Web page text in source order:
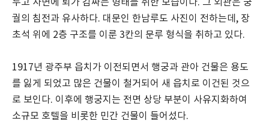
두고 사면에 퇴가 감싸는 형태를 취한 모습이다. 그 외관은 궁
궐의 침전과 유사하다. 대문인 한남루도 사진이 전하는데, 장
초석 위에 2층 구조를 이룬 3칸의 문루 형식을 취하고 있다.
1917년 광주부 읍치가 이전되면서 행궁과 관아 건물은 용도
를 잃게 되었고 많은 건물이 철거되어 새 읍치로 이건된 것으
로 보인다. 이후에 행궁지는 전면 상당 부분이 사유지화하여
소규모 호텔을 비롯한 민간 건물이 들어섰다.